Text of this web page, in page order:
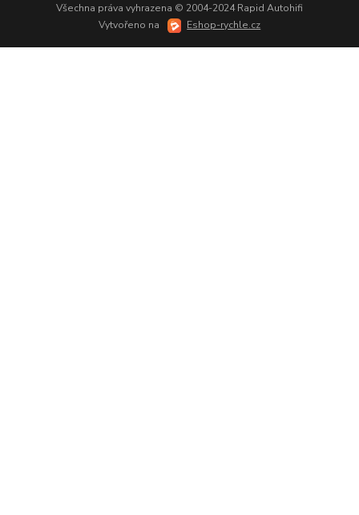
Všechna práva vyhrazena © 2004-2024 Rapid Autohifi
Vytvořeno na
Eshop-rychle.cz